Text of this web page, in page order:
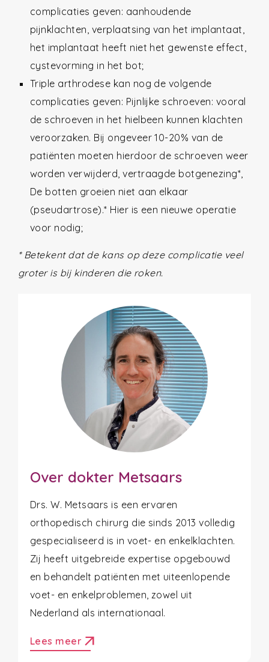
complicaties geven: aanhoudende
pijnklachten, verplaatsing van het implantaat,
het implantaat heeft niet het gewenste effect,
cystevorming in het bot;
Triple arthrodese kan nog de volgende
complicaties geven: Pijnlijke schroeven: vooral
de schroeven in het hielbeen kunnen klachten
veroorzaken. Bij ongeveer 10-20% van de
patiënten moeten hierdoor de schroeven weer
worden verwijderd, vertraagde botgenezing*,
De botten groeien niet aan elkaar
(pseudartrose).* Hier is een nieuwe operatie
voor nodig;
* Betekent dat de kans op deze complicatie veel
groter is bij kinderen die roken.
Over dokter Metsaars
Drs. W. Metsaars is een ervaren
orthopedisch chirurg die sinds 2013 volledig
gespecialiseerd is in voet- en enkelklachten.
Zij heeft uitgebreide expertise opgebouwd
en behandelt patiënten met uiteenlopende
voet- en enkelproblemen, zowel uit
Nederland als internationaal.
Lees meer arrow_outward